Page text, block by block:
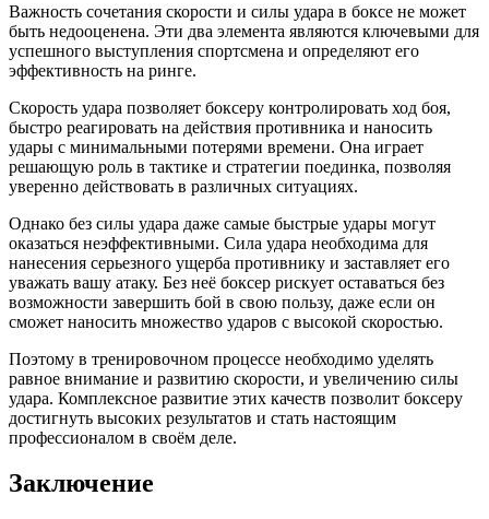
Важность сочетания скорости и силы удара в боксе не может
быть недооценена. Эти два элемента являются ключевыми для
успешного выступления спортсмена и определяют его
эффективность на ринге.
Скорость удара позволяет боксеру контролировать ход боя,
быстро реагировать на действия противника и наносить
удары с минимальными потерями времени. Она играет
решающую роль в тактике и стратегии поединка, позволяя
уверенно действовать в различных ситуациях.
Однако без силы удара даже самые быстрые удары могут
оказаться неэффективными. Сила удара необходима для
нанесения серьезного ущерба противнику и заставляет его
уважать вашу атаку. Без неё боксер рискует оставаться без
возможности завершить бой в свою пользу, даже если он
сможет наносить множество ударов с высокой скоростью.
Поэтому в тренировочном процессе необходимо уделять
равное внимание и развитию скорости, и увеличению силы
удара. Комплексное развитие этих качеств позволит боксеру
достигнуть высоких результатов и стать настоящим
профессионалом в своём деле.
Заключение